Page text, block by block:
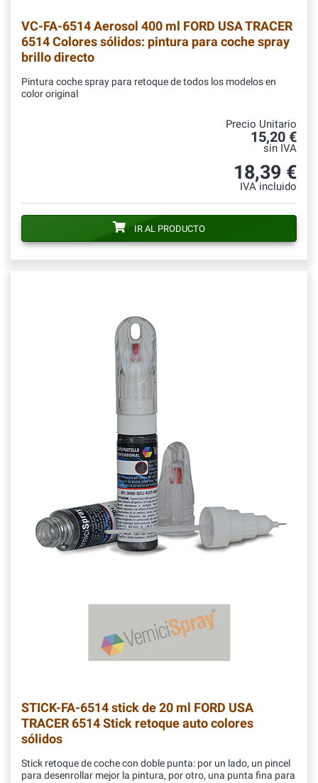
VC-FA-6514Aerosol 400 ml FORD USA TRACER
6514 Colores sólidos: pintura para coche spray
brillo directo
Pintura coche spray para retoque de todos los modelos en
color original
Precio Unitario
15,20 €
sin IVA
18,39 €
IVA incluido
IR AL PRODUCTO
STICK-FA-6514stick de 20 ml FORD USA
TRACER 6514 Stick retoque auto colores
sólidos
Stick retoque de coche con doble punta: por un lado, un pincel
para desenrollar mejor la pintura, por otro, una punta fina para